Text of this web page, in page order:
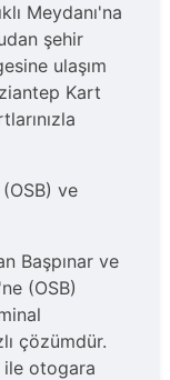
Meydanı'na
şehir
ulaşım
Kart
ve
Başpınar ve
(OSB)
çözümdür.
ile otogara